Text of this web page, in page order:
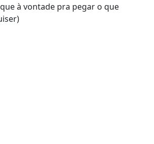
à vontade pra pegar o que